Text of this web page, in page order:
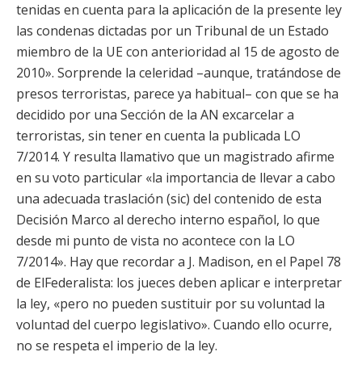
tenidas en cuenta para la aplicación de la presente ley
las condenas dictadas por un Tribunal de un Estado
miembro de la UE con anterioridad al 15 de agosto de
2010». Sorprende la celeridad –aunque, tratándose de
presos terroristas, parece ya habitual– con que se ha
decidido por una Sección de la AN excarcelar a
terroristas, sin tener en cuenta la publicada LO
7/2014. Y resulta llamativo que un magistrado afirme
en su voto particular «la importancia de llevar a cabo
una adecuada traslación (sic) del contenido de esta
Decisión Marco al derecho interno español, lo que
desde mi punto de vista no acontece con la LO
7/2014». Hay que recordar a J. Madison, en el Papel 78
de ElFederalista: los jueces deben aplicar e interpretar
la ley, «pero no pueden sustituir por su voluntad la
voluntad del cuerpo legislativo». Cuando ello ocurre,
no se respeta el imperio de la ley.